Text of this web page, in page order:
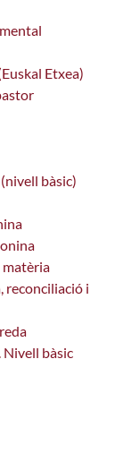
Etxea)
bàsic)
matèria
reconciliació i
Nivell bàsic